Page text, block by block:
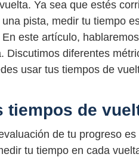
Ya sea que estés
pista, medir tu tiempo
este artículo,
Discutimos diferentes
usar tus tiempos de
tiempos de
de tu progreso
tu tiempo en cada